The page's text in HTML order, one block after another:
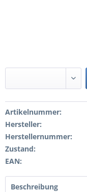
Artikelnummer:
Hersteller:
Herstellernummer:
Zustand:
EAN:
Beschreibung